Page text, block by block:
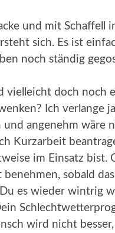
und mit Schaffell
sich. Es ist
noch ständig
vielleicht doch noch
Ich verlange
angenehm wäre
Kurzarbeit
im Einsatz bist.
sobald
es wieder wintrig
wird nicht